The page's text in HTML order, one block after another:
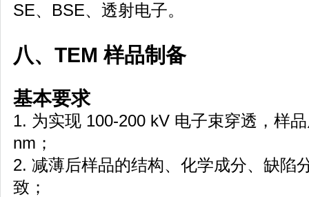
SE、BSE、透射电子。
八、TEM 样品制备
基本要求
1. 为实现 100-200 kV 电子束穿透，样
nm；
2. 减薄后样品的结构、化学成分、缺陷
致；